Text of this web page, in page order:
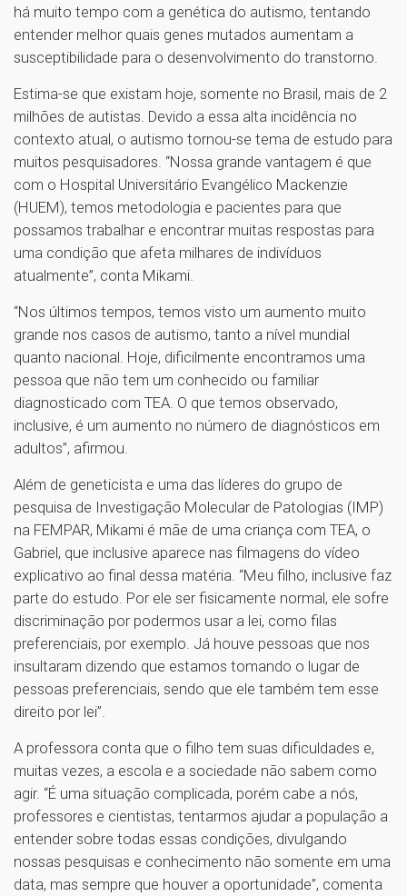
há muito tempo com a genética do autismo, tentando
entender melhor quais genes mutados aumentam a
susceptibilidade para o desenvolvimento do transtorno.
Estima-se que existam hoje, somente no Brasil, mais de 2
milhões de autistas. Devido a essa alta incidência no
contexto atual, o autismo tornou-se tema de estudo para
muitos pesquisadores. “Nossa grande vantagem é que
com o Hospital Universitário Evangélico Mackenzie
(HUEM), temos metodologia e pacientes para que
possamos trabalhar e encontrar muitas respostas para
uma condição que afeta milhares de indivíduos
atualmente”, conta Mikami.
“Nos últimos tempos, temos visto um aumento muito
grande nos casos de autismo, tanto a nível mundial
quanto nacional. Hoje, dificilmente encontramos uma
pessoa que não tem um conhecido ou familiar
diagnosticado com TEA. O que temos observado,
inclusive, é um aumento no número de diagnósticos em
adultos”, afirmou.
Além de geneticista e uma das líderes do grupo de
pesquisa de Investigação Molecular de Patologias (IMP)
na FEMPAR, Mikami é mãe de uma criança com TEA, o
Gabriel, que inclusive aparece nas filmagens do vídeo
explicativo ao final dessa matéria. “Meu filho, inclusive faz
parte do estudo. Por ele ser fisicamente normal, ele sofre
discriminação por podermos usar a lei, como filas
preferenciais, por exemplo. Já houve pessoas que nos
insultaram dizendo que estamos tomando o lugar de
pessoas preferenciais, sendo que ele também tem esse
direito por lei”.
A professora conta que o filho tem suas dificuldades e,
muitas vezes, a escola e a sociedade não sabem como
agir. “É uma situação complicada, porém cabe a nós,
professores e cientistas, tentarmos ajudar a população a
entender sobre todas essas condições, divulgando
nossas pesquisas e conhecimento não somente em uma
data, mas sempre que houver a oportunidade”, comenta